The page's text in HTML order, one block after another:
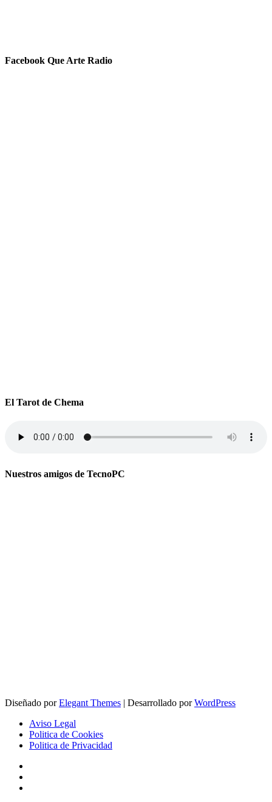
Facebook Que Arte Radio
El Tarot de Chema
Nuestros amigos de TecnoPC
Diseñado porElegant Themes | Desarrollado porWordPress
Aviso Legal
Politica de Cookies
Politica de Privacidad